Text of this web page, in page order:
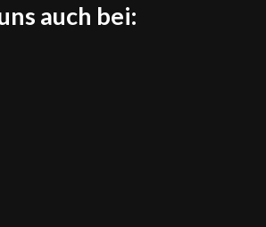
auch bei: